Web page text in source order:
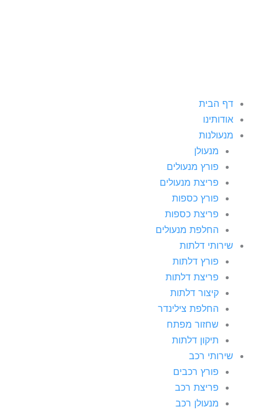
דף הבית
אודותינו
מנעולנות
מנעולן
פורץ מנעולים
פריצת מנעולים
פורץ כספות
פריצת כספות
החלפת מנעולים
שירותי דלתות
פורץ דלתות
פריצת דלתות
קיצור דלתות
החלפת צילינדר
שחזור מפתח
תיקון דלתות
שירותי רכב
פורץ רכבים
פריצת רכב
מנעולן רכב